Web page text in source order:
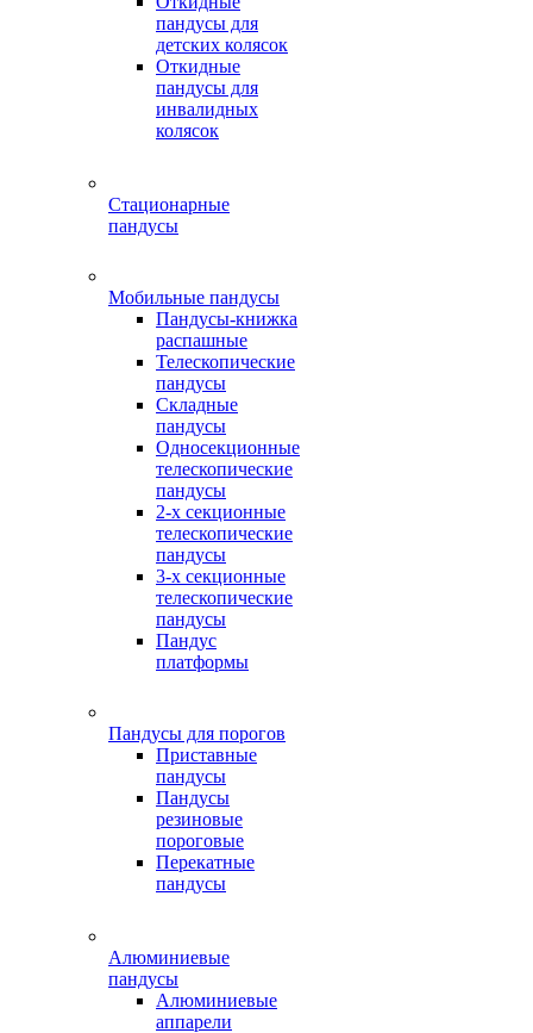
пандусы для
детских колясок
Откидные
пандусы для
инвалидных
колясок
Стационарные
пандусы
Мобильные пандусы
Пандусы-книжка
распашные
Телескопические
пандусы
Складные
пандусы
Односекционные
телескопические
пандусы
2-х секционные
телескопические
пандусы
3-х секционные
телескопические
пандусы
Пандус
платформы
Пандусы для порогов
Приставные
пандусы
Пандусы
резиновые
пороговые
Перекатные
пандусы
Алюминиевые
пандусы
Алюминиевые
аппарели